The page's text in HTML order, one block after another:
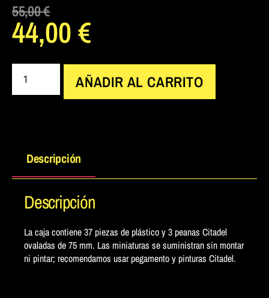
55,00€
44,00€
AÑADIR AL CARRITO
Descripción
Descripción
La caja contiene 37 piezas de plástico y 3 peanas Citadel
ovaladas de 75 mm. Las miniaturas se suministran sin montar
ni pintar; recomendamos usar pegamento y pinturas Citadel.